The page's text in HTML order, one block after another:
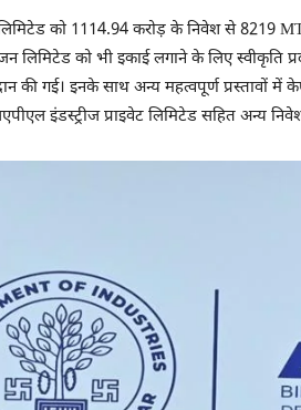
को 1114.94 करोड़ के निवेश से 8219
लिमिटेड को भी इकाई लगाने के लिए
की गई। इनके साथ अन्य महत्वपूर्ण प्रस्तावों
इंडस्ट्रीज प्राइवेट लिमिटेड सहित अन्य